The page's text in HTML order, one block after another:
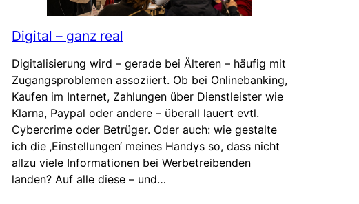
Digital – ganz real
Digitalisierung wird – gerade bei Älteren – häufig mit
Zugangsproblemen assoziiert. Ob bei Onlinebanking,
Kaufen im Internet, Zahlungen über Dienstleister wie
Klarna, Paypal oder andere – überall lauert evtl.
Cybercrime oder Betrüger. Oder auch: wie gestalte
ich die ‚Einstellungen‘ meines Handys so, dass nicht
allzu viele Informationen bei Werbetreibenden
landen? Auf alle diese – und…